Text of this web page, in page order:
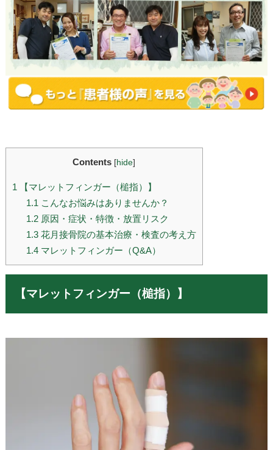
Contents [hide]
1 【マレットフィンガー（槌指）】
1.1 こんなお悩みはありませんか？
1.2原因・症状・特徴・放置リスク
1.3花月接骨院の基本治療・検査の考え方
1.4マレットフィンガー（Q&A）
【マレットフィンガー（槌指）】